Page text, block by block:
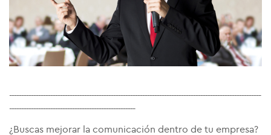
--------------------------------------------------------------------------------------------------------
----------------------------------------------------
¿Buscas mejorar la comunicación dentro de tu empresa?